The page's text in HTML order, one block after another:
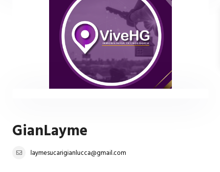
GianLayme
laymesucarigianlucca@gmail.com